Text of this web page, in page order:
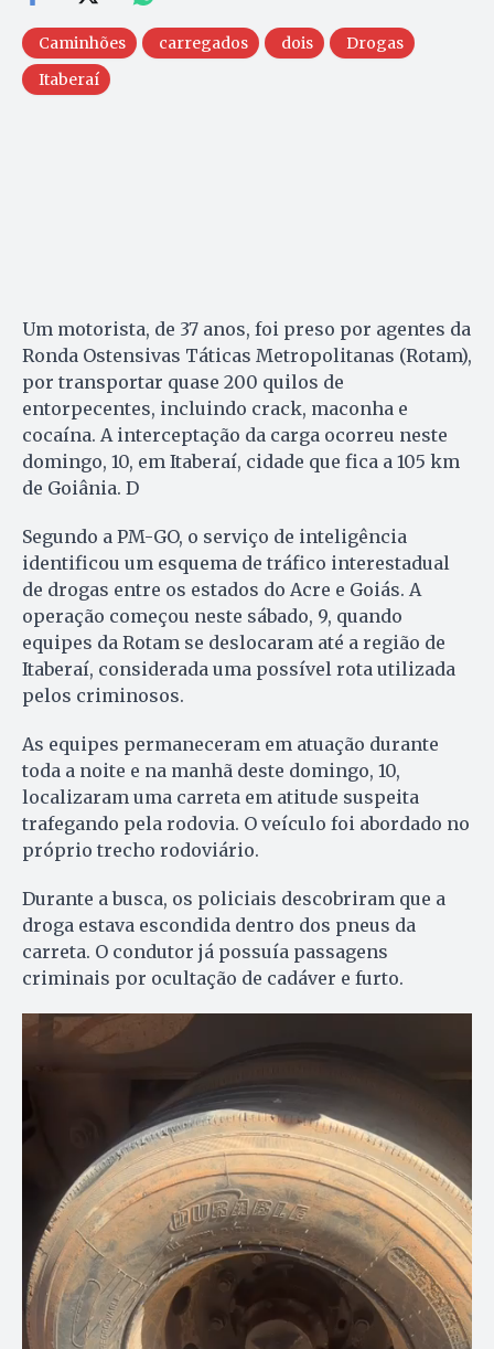
Caminhões carregados dois
Drogas
Itaberaí
Um motorista, de 37 anos, foi preso por agentes da
Ronda Ostensivas Táticas Metropolitanas (Rotam),
por transportar quase 200 quilos de
entorpecentes, incluindo crack, maconha e
cocaína. A interceptação da carga ocorreu neste
domingo, 10, em Itaberaí, cidade que fica a 105 km
de Goiânia. D
Segundo a PM-GO, o serviço de inteligência
identificou um esquema de tráfico interestadual
de drogas entre os estados do Acre e Goiás. A
operação começou neste sábado, 9, quando
equipes da Rotam se deslocaram até a região de
Itaberaí, considerada uma possível rota utilizada
pelos criminosos.
As equipes permaneceram em atuação durante
toda a noite e na manhã deste domingo, 10,
localizaram uma carreta em atitude suspeita
trafegando pela rodovia. O veículo foi abordado no
próprio trecho rodoviário.
Durante a busca, os policiais descobriram que a
droga estava escondida dentro dos pneus da
carreta. O condutor já possuía passagens
criminais por ocultação de cadáver e furto.